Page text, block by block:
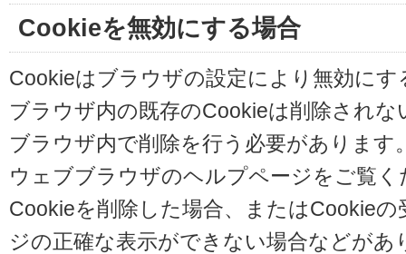
Cookieを無効にする場合
Cookieはブラウザの設定により無効に
ブラウザ内の既存のCookieは削除され
ブラウザ内で削除を行う必要があります
ウェブブラウザのヘルプページをご覧く
Cookieを削除した場合、またはCookie
ジの正確な表示ができない場合などが